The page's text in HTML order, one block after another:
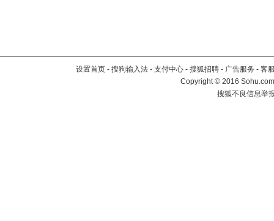
设置首页 - 搜狗输入法 - 支付中心 - 搜狐招聘 - 广告服务 - 客
Copyright©2016
搜狐不良信息举